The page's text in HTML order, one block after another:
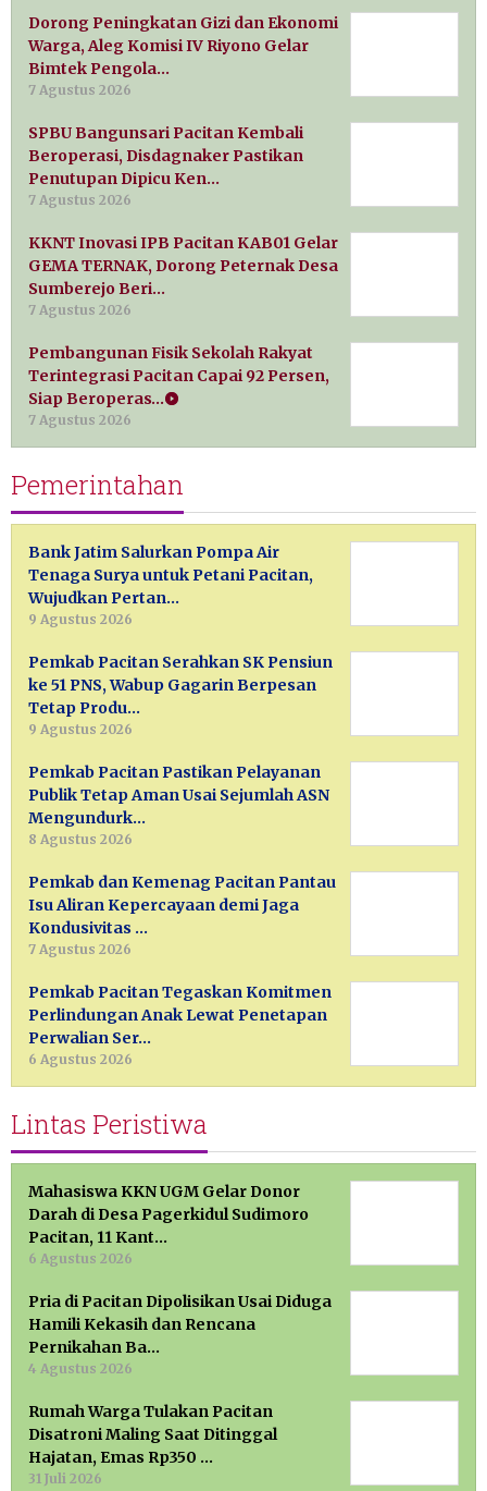
Dorong Peningkatan Gizi dan Ekonomi
Warga, Aleg Komisi IV Riyono Gelar
Bimtek Pengola…
7 Agustus 2026
SPBU Bangunsari Pacitan Kembali
Beroperasi, Disdagnaker Pastikan
Penutupan Dipicu Ken…
7 Agustus 2026
KKNT Inovasi IPB Pacitan KAB01 Gelar
GEMA TERNAK, Dorong Peternak Desa
Sumberejo Beri…
7 Agustus 2026
Pembangunan Fisik Sekolah Rakyat
Terintegrasi Pacitan Capai 92 Persen,
Siap Beroperas…
7 Agustus 2026
Pemerintahan
Bank Jatim Salurkan Pompa Air
Tenaga Surya untuk Petani Pacitan,
Wujudkan Pertan…
9 Agustus 2026
Pemkab Pacitan Serahkan SK Pensiun
ke 51 PNS, Wabup Gagarin Berpesan
Tetap Produ…
9 Agustus 2026
Pemkab Pacitan Pastikan Pelayanan
Publik Tetap Aman Usai Sejumlah ASN
Mengundurk…
8 Agustus 2026
Pemkab dan Kemenag Pacitan Pantau
Isu Aliran Kepercayaan demi Jaga
Kondusivitas …
7 Agustus 2026
Pemkab Pacitan Tegaskan Komitmen
Perlindungan Anak Lewat Penetapan
Perwalian Ser…
6 Agustus 2026
Lintas Peristiwa
Mahasiswa KKN UGM Gelar Donor
Darah di Desa Pagerkidul Sudimoro
Pacitan, 11 Kant…
6 Agustus 2026
Pria di Pacitan Dipolisikan Usai Diduga
Hamili Kekasih dan Rencana
Pernikahan Ba…
4 Agustus 2026
Rumah Warga Tulakan Pacitan
Disatroni Maling Saat Ditinggal
Hajatan, Emas Rp350 …
31 Juli 2026